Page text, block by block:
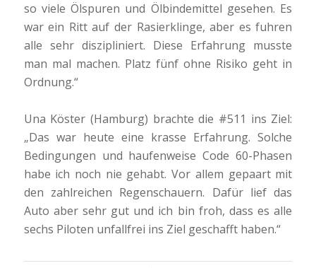
so viele Ölspuren und Ölbindemittel gesehen. Es
war ein Ritt auf der Rasierklinge, aber es fuhren
alle sehr diszipliniert. Diese Erfahrung musste
man mal machen. Platz fünf ohne Risiko geht in
Ordnung.“
Una Köster (Hamburg) brachte die #511 ins Ziel:
„Das war heute eine krasse Erfahrung. Solche
Bedingungen und haufenweise Code 60-Phasen
habe ich noch nie gehabt. Vor allem gepaart mit
den zahlreichen Regenschauern. Dafür lief das
Auto aber sehr gut und ich bin froh, dass es alle
sechs Piloten unfallfrei ins Ziel geschafft haben.“